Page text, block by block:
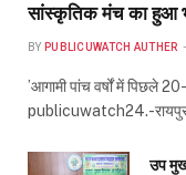
सांस्कृतिक मंच का हुआ
BY PUBLICUWATCH AUTHER
’आगामी पांच वर्षों में पिछले
publicuwatch24.-
उप